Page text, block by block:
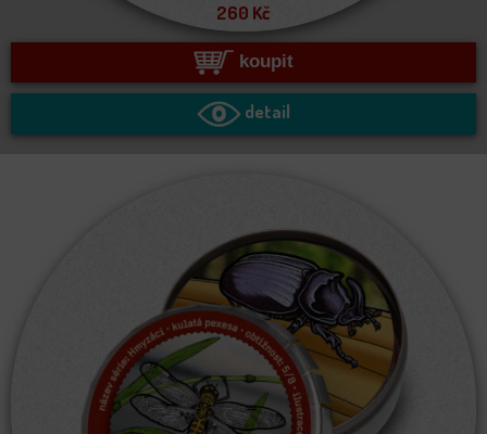
260 Kč
koupit
detail